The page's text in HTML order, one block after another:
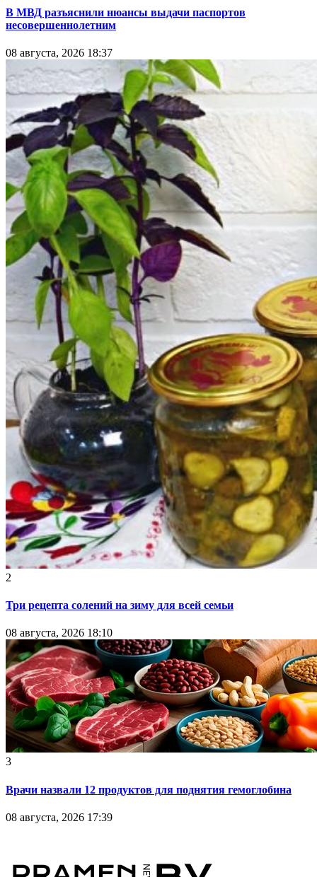
В МВД разъяснили нюансы выдачи паспортов
несовершеннолетним
08 августа, 2026 18:37
2
Три рецепта солений на зиму для всей семьи
08 августа, 2026 18:10
3
Врачи назвали 12 продуктов для поднятия гемоглобина
08 августа, 2026 17:39